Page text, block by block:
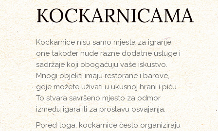
KOCKARNICAMA
Kockarnice nisu samo mjesta za igranje;
one također nude razne dodatne usluge i
sadržaje koji obogaćuju vaše iskustvo.
Mnogi objekti imaju restorane i barove,
gdje možete uživati u ukusnoj hrani i piću.
To stvara savršeno mjesto za odmor
između igara ili za proslavu osvajanja.
Pored toga, kockarnice često organiziraju